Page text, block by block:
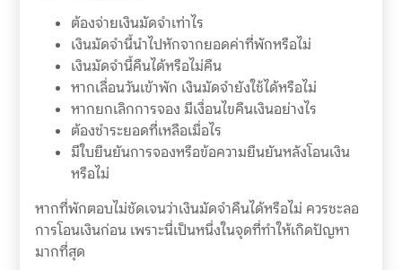
ต้องจ่ายเงินมัดจำเท่าไร
เงินมัดจำนี้นำไปหักจากยอดค่าที่พักหรือไม่
เงินมัดจำนี้คืนได้หรือไม่คืน
หากเลื่อนวันเข้าพัก เงินมัดจำยังใช้ได้หรือไม่
หากยกเลิกการจอง มีเงื่อนไขคืนเงินอย่างไร
ต้องชำระยอดที่เหลือเมื่อไร
มีใบยืนยันการจองหรือข้อความยืนยันหลังโอนเงิน
หรือไม่
หากที่พักตอบไม่ชัดเจนว่าเงินมัดจำคืนได้หรือไม่ ควรชะลอ
การโอนเงินก่อน เพราะนี่เป็นหนึ่งในจุดที่ทำให้เกิดปัญหา
มากที่สุด